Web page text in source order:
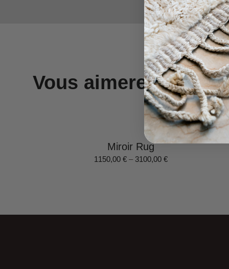
Vous aimerez aussi
Miroir Rug
1150,00€ –3100,00€